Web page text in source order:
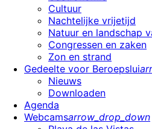
Cultuur
Nachtelijke vrijetijd
Natuur en landschap
Congressen en zaken
Zon en strand
Gedeelte voor Beroepslui
Nieuws
Downloaden
Agenda
Webcamsarrow_drop_down